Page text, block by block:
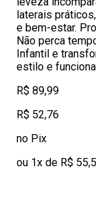
laterais
e bem-estar.
Não perca
Infantil e
estilo e
R$ 89,99
R$ 52,76
no Pix
ou 1x de R$